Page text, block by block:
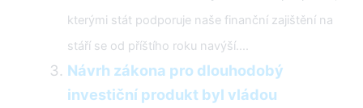
kterými stát podporuje naše finanční zajištění na
stáří se od příštího roku navýší....
Návrh zákona pro dlouhodobý
investiční produkt byl vládou